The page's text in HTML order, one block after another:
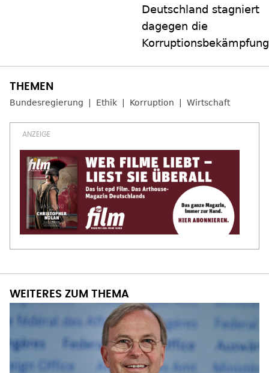
Deutschland stagniert
dagegen die
Bundesregierung Ethik Korruption Wirtschaft
WEITERES ZUM THEMA